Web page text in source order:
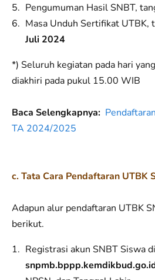
Pengumuman Hasil SNBT,
Masa Unduh Sertifikat UTBK,
Juli 2024
*) Seluruh kegiatan pada hari
diakhiri pada pukul 15.00 WIB
Baca Selengkapnya:
TA 2024/2025
c. Tata Cara Pendaftaran UTBK
Adapun alur pendaftaran UTBK
berikut.
Registrasi akun SNBT Siswa di